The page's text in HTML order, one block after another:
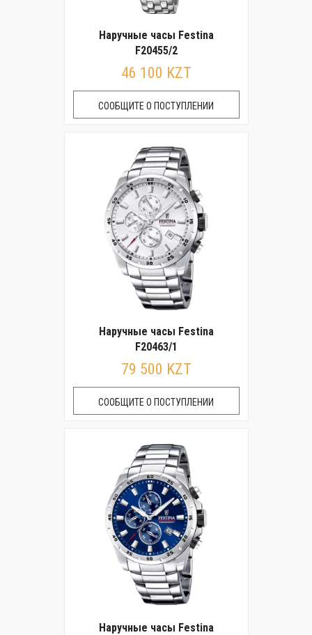
Наручные часы Festina
F20455/2
46 100 KZT
СООБЩИТЕ О ПОСТУПЛЕНИИ
Наручные часы Festina
F20463/1
79 500 KZT
СООБЩИТЕ О ПОСТУПЛЕНИИ
Наручные часы Festina